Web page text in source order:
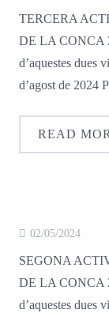
TERCERA
DE LA CONCA
d’aquestes dues
d’agost de 2024
READ
02/05/2024
SEGONA
DE LA CONCA
d’aquestes dues